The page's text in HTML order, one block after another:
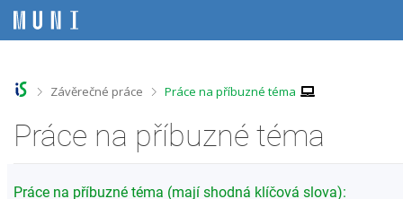
e
e
e
e
>Závěrečné práce >
Práce na příbuzné téma
Práce na příbuzné téma
Práce na příbuzné téma (mají shodná klíčová slova):